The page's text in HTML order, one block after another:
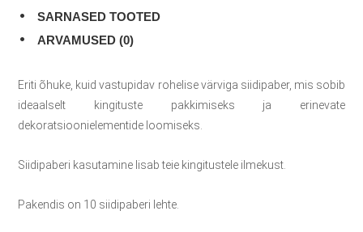
SARNASED TOOTED
ARVAMUSED (0)
Eriti õhuke, kuid vastupidav rohelise värviga siidipaber, mis sobib
ideaalselt kingituste pakkimiseks ja erinevate
dekoratsioonielementide loomiseks.
Siidipaberi kasutamine lisab teie kingitustele ilmekust.
Pakendis on 10 siidipaberi lehte.